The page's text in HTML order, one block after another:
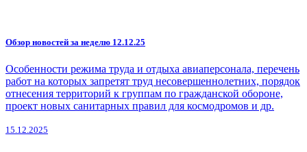
Обзор новостей за неделю 12.12.25
Особенности режима труда и отдыха авиаперсонала, перечень
работ на которых запретят труд несовершеннолетних, порядок
отнесения территорий к группам по гражданской обороне,
проект новых санитарных правил для космодромов и др.
15.12.2025